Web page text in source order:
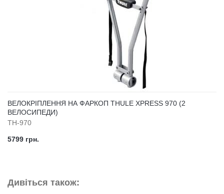
ВЕЛОКРІПЛЕННЯ НА ФАРКОП THULE XPRESS 970 (2
ВЕЛОСИПЕДИ)
TH-970
5799 грн.
Дивіться також: